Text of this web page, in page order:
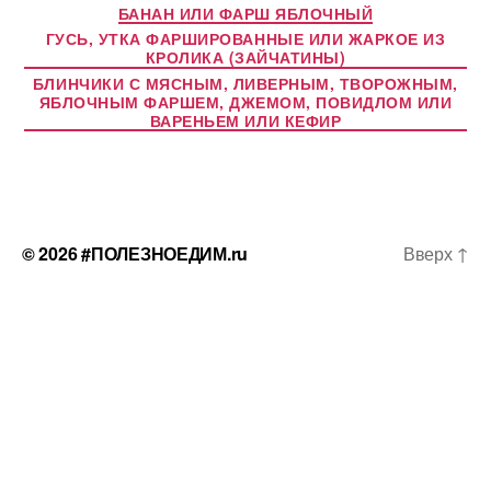
БАНАН ИЛИ ФАРШ ЯБЛОЧНЫЙ
ГУСЬ, УТКА ФАРШИРОВАННЫЕ ИЛИ ЖАРКОЕ ИЗ
КРОЛИКА (ЗАЙЧАТИНЫ)
БЛИНЧИКИ С МЯСНЫМ, ЛИВЕРНЫМ, ТВОРОЖНЫМ,
ЯБЛОЧНЫМ ФАРШЕМ, ДЖЕМОМ, ПОВИДЛОМ ИЛИ
ВАРЕНЬЕМ ИЛИ КЕФИР
© 2026#ПОЛЕЗНОЕДИМ.ru Вверх ↑